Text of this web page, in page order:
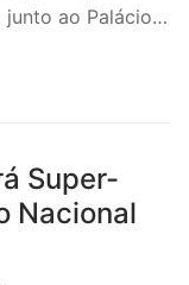
junto ao Palácio…
Super-
Nacional